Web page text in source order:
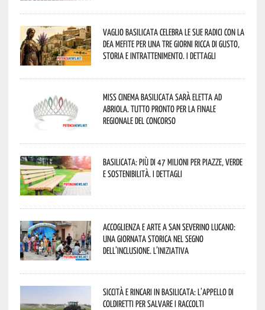
Vaglio Basilicata celebra le sue radici con la
Dea Mefite per una tre giorni ricca di gusto,
storia e intrattenimento. I dettagli
Miss Cinema Basilicata sarà eletta ad
Abriola. Tutto pronto per la finale
regionale del concorso
Basilicata: più di 47 milioni per piazze, verde
e sostenibilità. I dettagli
Accoglienza e arte a San Severino Lucano:
una giornata storica nel segno
dell’inclusione. L’iniziativa
Siccità e rincari in Basilicata: l’appello di
Coldiretti per salvare i raccolti